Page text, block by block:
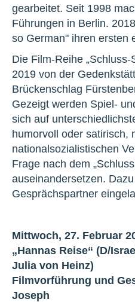
gearbeitet. Seit 1998
Führungen in Berlin.
so German" ihren ersten
Die Film-Reihe
2019 von der
Brückenschlag
Gezeigt werden Spiel-
sich auf
humorvoll oder satirisch,
nationalsozialistischen
Frage nach dem
auseinandersetzen.
Gesprächspartner
Mittwoch, 27. Februar
„Hannas Reise“ (D/
Julia von Heinz)
Filmvorführung und
Joseph